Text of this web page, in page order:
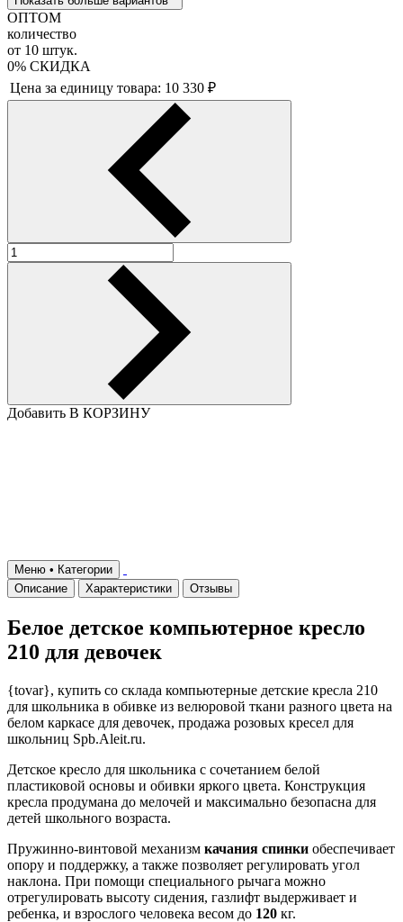
ОПТОМ
количество
от 10 штук.
0% СКИДКА
Цена за единицу товара: 10 330 ₽
Добавить В КОРЗИНУ
Меню • Категории
Описание
Характеристики Отзывы
Белое детское компьютерное кресло
210 для девочек
{tovar}, купить со склада компьютерные детские кресла 210
для школьника в обивке из велюровой ткани разного цвета на
белом каркасе для девочек, продажа розовых кресел для
школьниц Spb.Aleit.ru.
Детское кресло для школьника с сочетанием белой
пластиковой основы и обивки яркого цвета. Конструкция
кресла продумана до мелочей и максимально безопасна для
детей школьного возраста.
Пружинно-винтовой механизм качания спинки обеспечивает
опору и поддержку, а также позволяет регулировать угол
наклона. При помощи специального рычага можно
отрегулировать высоту сидения, газлифт выдерживает и
ребенка, и взрослого человека весом до 120 кг.